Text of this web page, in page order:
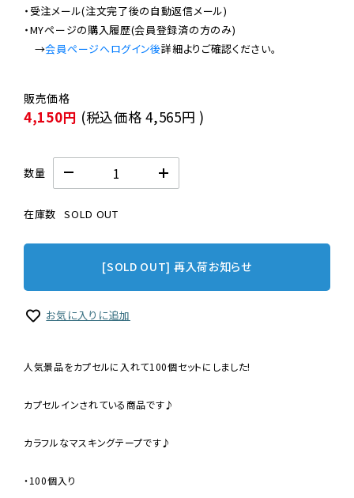
・受注メール(注文完了後の自動返信メール)
・MYページの購入履歴(会員登録済の方のみ)
→会員ページへログイン後
4,150円 (税込価格4,565円 )
数量
在庫数 SOLD OUT
[SOLD OUT] 再入荷お知らせ
お気に入りに追加
人気景品をカプセルに入れて100個セットにしました!
カプセルインされている商品です♪
カラフルなマスキングテープです♪
・100個入り